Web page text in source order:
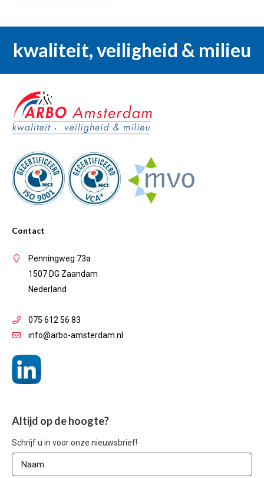
kwaliteit, veiligheid & milieu
Contact
Penningweg 73a
1507 DG Zaandam
Nederland
075 612 56 83
info@arbo-amsterdam.nl
Altijd op de hoogte?
Schrijf u in voor onze nieuwsbrief!